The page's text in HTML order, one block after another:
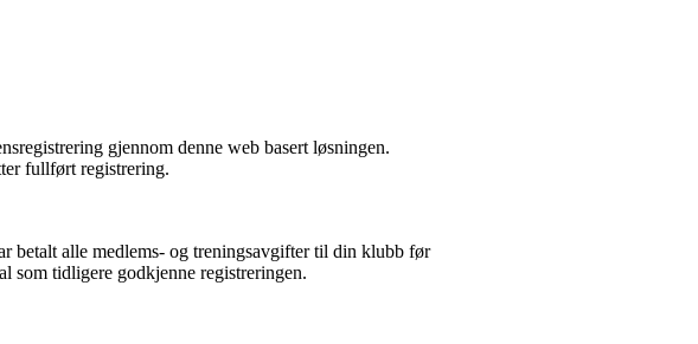
gjennom denne web basert løsningen.
fullført registrering.
betalt alle medlems- og treningsavgifter til din klubb før
som tidligere godkjenne registreringen.